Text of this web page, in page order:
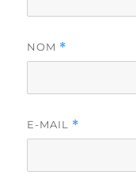
NOM *
E-MAIL *